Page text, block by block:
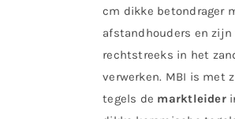
cm dikke betondrager
afstandhouders en
rechtstreeks in het
verwerken. MBI is met
tegels de marktleider